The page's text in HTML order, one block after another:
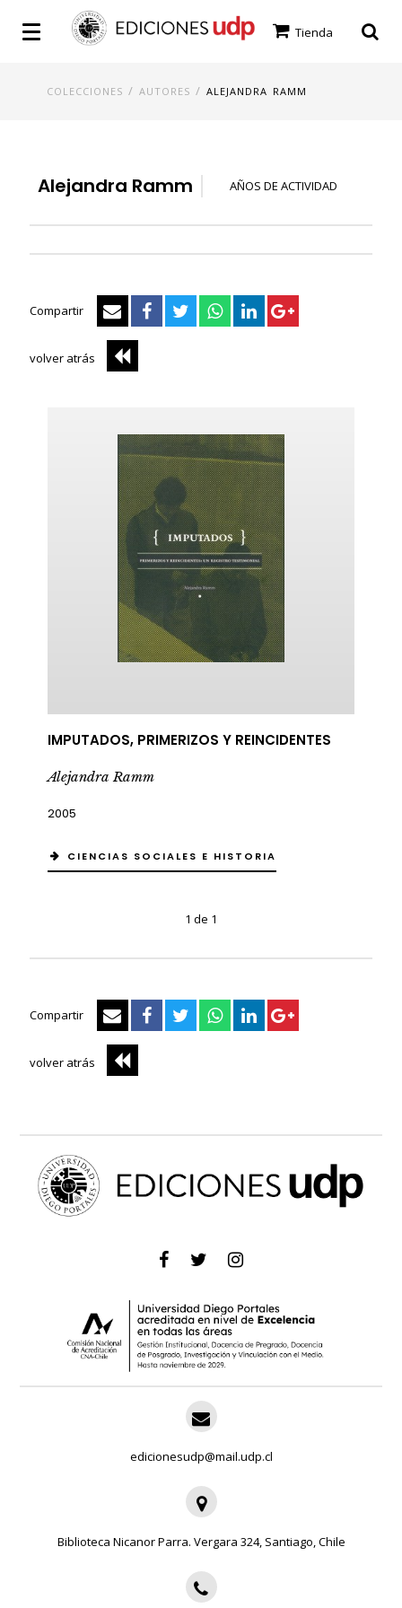
Tienda
COLECCIONES /AUTORES /ALEJANDRA RAMM
Alejandra Ramm AÑOS DE ACTIVIDAD
Compartir
volver atrás
IMPUTADOS, PRIMERIZOS Y REINCIDENTES
Alejandra Ramm
2005
CIENCIAS SOCIALES E HISTORIA
1 de 1
Compartir
volver atrás
edicionesudp@mail.udp.cl
Biblioteca Nicanor Parra. Vergara 324, Santiago, Chile